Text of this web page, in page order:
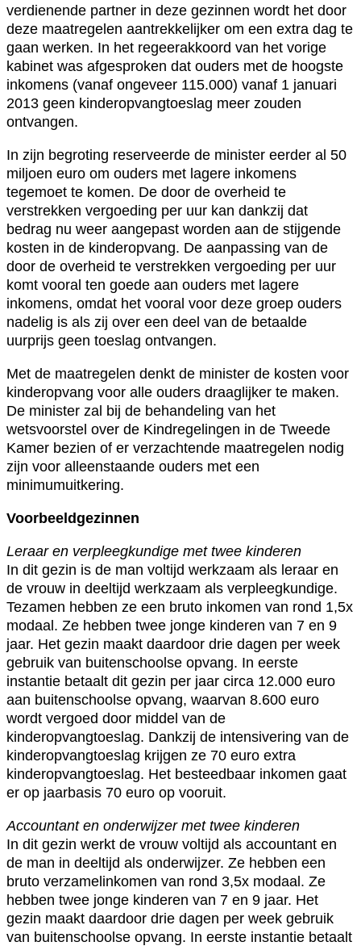
verdienende partner in deze gezinnen wordt het door
deze maatregelen aantrekkelijker om een extra dag te
gaan werken. In het regeerakkoord van het vorige
kabinet was afgesproken dat ouders met de hoogste
inkomens (vanaf ongeveer 115.000) vanaf 1 januari
2013 geen kinderopvangtoeslag meer zouden
ontvangen.
In zijn begroting reserveerde de minister eerder al 50
miljoen euro om ouders met lagere inkomens
tegemoet te komen. De door de overheid te
verstrekken vergoeding per uur kan dankzij dat
bedrag nu weer aangepast worden aan de stijgende
kosten in de kinderopvang. De aanpassing van de
door de overheid te verstrekken vergoeding per uur
komt vooral ten goede aan ouders met lagere
inkomens, omdat het vooral voor deze groep ouders
nadelig is als zij over een deel van de betaalde
uurprijs geen toeslag ontvangen.
Met de maatregelen denkt de minister de kosten voor
kinderopvang voor alle ouders draaglijker te maken.
De minister zal bij de behandeling van het
wetsvoorstel over de Kindregelingen in de Tweede
Kamer bezien of er verzachtende maatregelen nodig
zijn voor alleenstaande ouders met een
minimumuitkering.
Voorbeeldgezinnen
Leraar en verpleegkundige met twee kinderen
In dit gezin is de man voltijd werkzaam als leraar en
de vrouw in deeltijd werkzaam als verpleegkundige.
Tezamen hebben ze een bruto inkomen van rond 1,5x
modaal. Ze hebben twee jonge kinderen van 7 en 9
jaar. Het gezin maakt daardoor drie dagen per week
gebruik van buitenschoolse opvang. In eerste
instantie betaalt dit gezin per jaar circa 12.000 euro
aan buitenschoolse opvang, waarvan 8.600 euro
wordt vergoed door middel van de
kinderopvangtoeslag. Dankzij de intensivering van de
kinderopvangtoeslag krijgen ze 70 euro extra
kinderopvangtoeslag. Het besteedbaar inkomen gaat
er op jaarbasis 70 euro op vooruit.
Accountant en onderwijzer met twee kinderen
In dit gezin werkt de vrouw voltijd als accountant en
de man in deeltijd als onderwijzer. Ze hebben een
bruto verzamelinkomen van rond 3,5x modaal. Ze
hebben twee jonge kinderen van 7 en 9 jaar. Het
gezin maakt daardoor drie dagen per week gebruik
van buitenschoolse opvang. In eerste instantie betaalt